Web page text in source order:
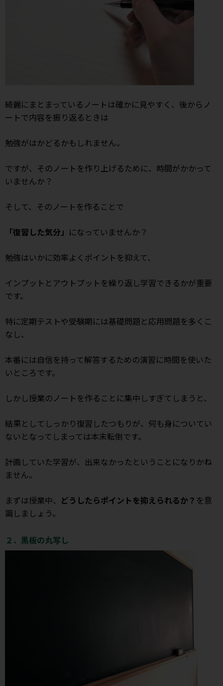
綺麗にまとまっているノートは確かに見やすく、後からノ
ートで内容を振り返るときは
勉強がはかどるかもしれません。
ですが、そのノートを作り上げるために、時間がかかって
いませんか？
そして、そのノートを作ることで
「復習した気分」 になっていませんか？
勉強はいかに効率よくポイントを抑えて、
インプットとアウトプットを繰り返し学習できるかが重要
です。
特に定期テストや受験期には基礎問題と応用問題を多くこ
なし、
本番には自信を持って解答するための演習に時間を使いた
いところです。
しかし授業のノートを作ることに集中しすぎてしまうと、
結果としてしっかり復習したつもりが、何も身についてい
ないとなってしまっては本末転倒です。
計画していた学習が、出来なかったということになりかね
ません。
まずは授業中、 どうしたらポイントを抑えられるか？ を意
識しましょう。
２．黒板の丸写し